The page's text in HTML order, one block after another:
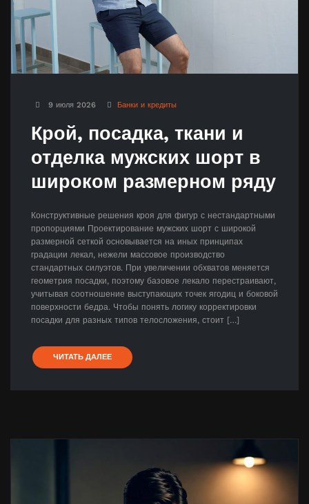
9 июля 2026 Банки и кредиты
Крой, посадка, ткани и
отделка мужских шорт в
широком размерном ряду
Конструктивные решения кроя для фигур с нестандартными
пропорциями Проектирование мужских шорт с широкой
размерной сеткой основывается на иных принципах
градации лекал, нежели массовое производство
стандартных силуэтов. При увеличении обхватов меняется
геометрия посадки, поэтому базовое лекало перестраивают,
учитывая соотношение выступающих точек ягодиц и боковой
поверхности бедра. Чтобы понять логику корректировки
посадки для разных типов телосложения, стоит […]
ЧИТАТЬ ДАЛЕЕ